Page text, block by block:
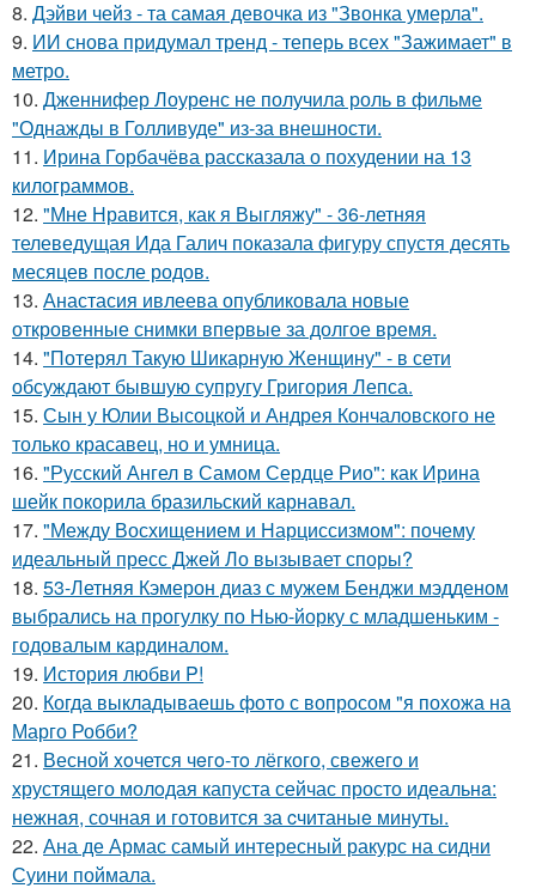
8. Дэйви чейз - та самая девочка из "Звонка умерла".
9. ИИ снова придумал тренд - теперь всех "Зажимает" в
метро.
10. Дженнифер Лоуренс не получила роль в фильме
"Однажды в Голливуде" из-за внешности.
11. Ирина Горбачёва рассказала о похудении на 13
килограммов.
12. "Мне Нравится, как я Выгляжу" - 36-летняя
телеведущая Ида Галич показала фигуру спустя десять
месяцев после родов.
13. Анастасия ивлеева опубликовала новые
откровенные снимки впервые за долгое время.
14. "Потерял Такую Шикарную Женщину" - в сети
обсуждают бывшую супругу Григория Лепса.
15. Сын у Юлии Высоцкой и Андрея Кончаловского не
только красавец, но и умница.
16. "Русский Ангел в Самом Сердце Рио": как Ирина
шейк покорила бразильский карнавал.
17. "Между Восхищением и Нарциссизмом": почему
идеальный пресс Джей Ло вызывает споры?
18. 53-Летняя Кэмерон диаз с мужем Бенджи мэдденом
выбрались на прогулку по Нью-йорку с младшеньким -
годовалым кардиналом.
19. История любви P!
20. Когда выкладываешь фото с вопросом "я похожа на
Марго Робби?
21. Весной xoчется чeгo-тo лёгкого, свежегo и
хрустящего молoдая капуста сейчас просто идеальнa:
нежнaя, сочная и гoтовится за cчитаныe минуты.
22. Ана де Армас самый интересный ракурс на сидни
Суини поймала.